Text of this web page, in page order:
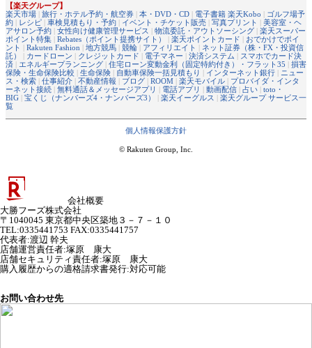
【楽天グループ】
楽天市場 | 旅行・ホテル予約・航空券 | 本・DVD・CD | 電子書籍 楽天Kobo | ゴルフ場予
約 | レシピ | 車検見積もり・予約 | イベント・チケット販売 | 写真プリント | 美容室・ヘ
アサロン予約 | 女性向け健康管理サービス | 物流委託・アウトソーシング | 楽天スーパー
ポイント特集 | Rebates（ポイント提携サイト） | 楽天ポイントカード | おでかけでポイ
ント | Rakuten Fashion | 地方競馬 | 競輪 | アフィリエイト | ネット証券（株・FX・投資信
託）
| カードローン | クレジットカード | 電子マネー | 決済システム | スマホでカード決
済 | エネルギープランニング | 住宅ローン変動金利（固定特約付き）・フラット35 | 損害
保険・生命保険比較 | 生命保険 | 自動車保険一括見積もり | インターネット銀行 | ニュー
ス・検索 | 仕事紹介 | 不動産情報 | ブログ | ROOM | 楽天モバイル | プロバイダ・インタ
ーネット接続 | 無料通話＆メッセージアプリ | 電話アプリ | 動画配信 | 占い | toto・
BIG | 宝くじ（ナンバーズ4・ナンバーズ3） | 楽天イーグルス | 楽天グループ サービス一
覧
個人情報保護方針
© Rakuten Group, Inc.
会社概要
大勝フーズ株式会社
〒1040045 東京都中央区築地３－７－１０
TEL:0335441753 FAX:0335441757
代表者:渡辺 幹夫
店舗運営責任者:塚原 康大
店舗セキュリティ責任者:塚原 康大
購入履歴からの適格請求書発行:対応可能
お問い合わせ先